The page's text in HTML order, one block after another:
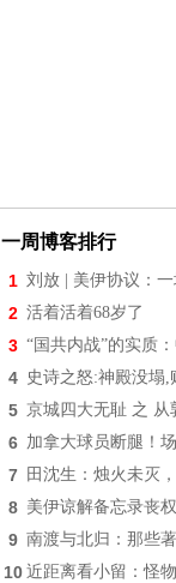
一周博客排行
1 刘放 | 美伊协议：
2 活着活着68岁了
3 “国共内战”的实质
4 史诗之怒:神殿没塌,
5 京城四大无耻 之 从
6 加拿大球员断腿！
7 田沈生：烛火未灭
8 美伊谅解备忘录丧
9 南渡与北归：那些
10 近距离看小留：怪